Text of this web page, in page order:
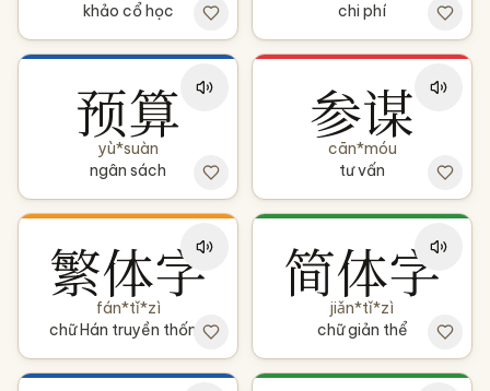
khảo cổ học
chi phí
预算
yù*suàn
ngân sách
参谋
cān*móu
tư vấn
繁体字
fán*tǐ*zì
chữ Hán truyền thống
简体字
jiǎn*tǐ*zì
chữ giản thể